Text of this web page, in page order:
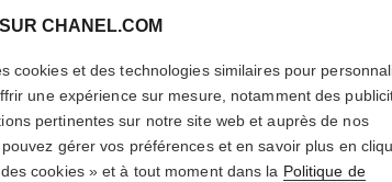
DE
Or jaune 18
CHANEL.COM
cookies et des technologies similaires pour
une expérience sur mesure, notamment des
pertinentes sur notre site web et auprès de nos
gérer vos préférences et en savoir plus en
cookies » et à tout moment dans la Politique de